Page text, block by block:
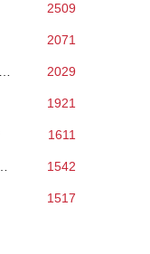
2509
2071
2029
1921
1611
1542
1517